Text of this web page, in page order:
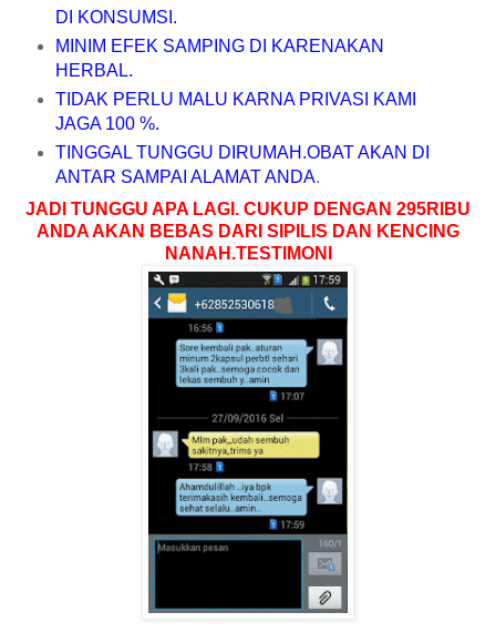
DI KONSUMSI.
MINIM EFEK SAMPING DI KARENAKAN
HERBAL.
TIDAK PERLU MALU KARNA PRIVASI KAMI
JAGA 100 %.
TINGGAL TUNGGU DIRUMAH.OBAT AKAN DI
ANTAR SAMPAI ALAMAT ANDA.
JADI TUNGGU APA LAGI. CUKUP DENGAN 295RIBU
ANDA AKAN BEBAS DARI SIPILIS DAN KENCING
NANAH.TESTIMONI